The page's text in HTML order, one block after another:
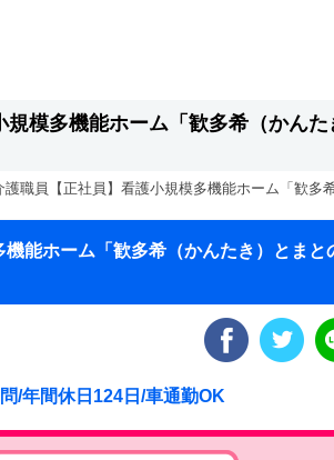
規模多機能ホーム「歓多希（かん
護職員【正社員】看護小規模多機能ホーム「歓
能ホーム「歓多希（かんたき）とまと
/年間休日124日/車通勤OK